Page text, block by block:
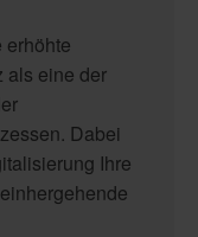
erhöhte
als eine der
Dabei
Ihre